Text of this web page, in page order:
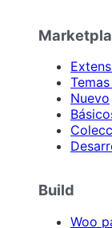
Nuevo
Build
Woo